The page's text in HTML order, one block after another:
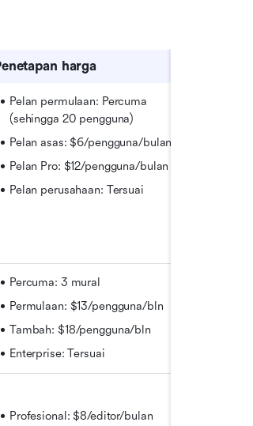
harga
Pelan permulaan: Percuma
(sehingga 20 pengguna)
Pelan asas: $6/pengguna/bulan
Pelan Pro: $12/pengguna/bulan
Pelan perusahaan: Tersuai
Percuma: 3 mural
Permulaan: $13/pengguna/bln
Tambah: $18/pengguna/bln
Enterprise: Tersuai
Profesional: $8/editor/bulan